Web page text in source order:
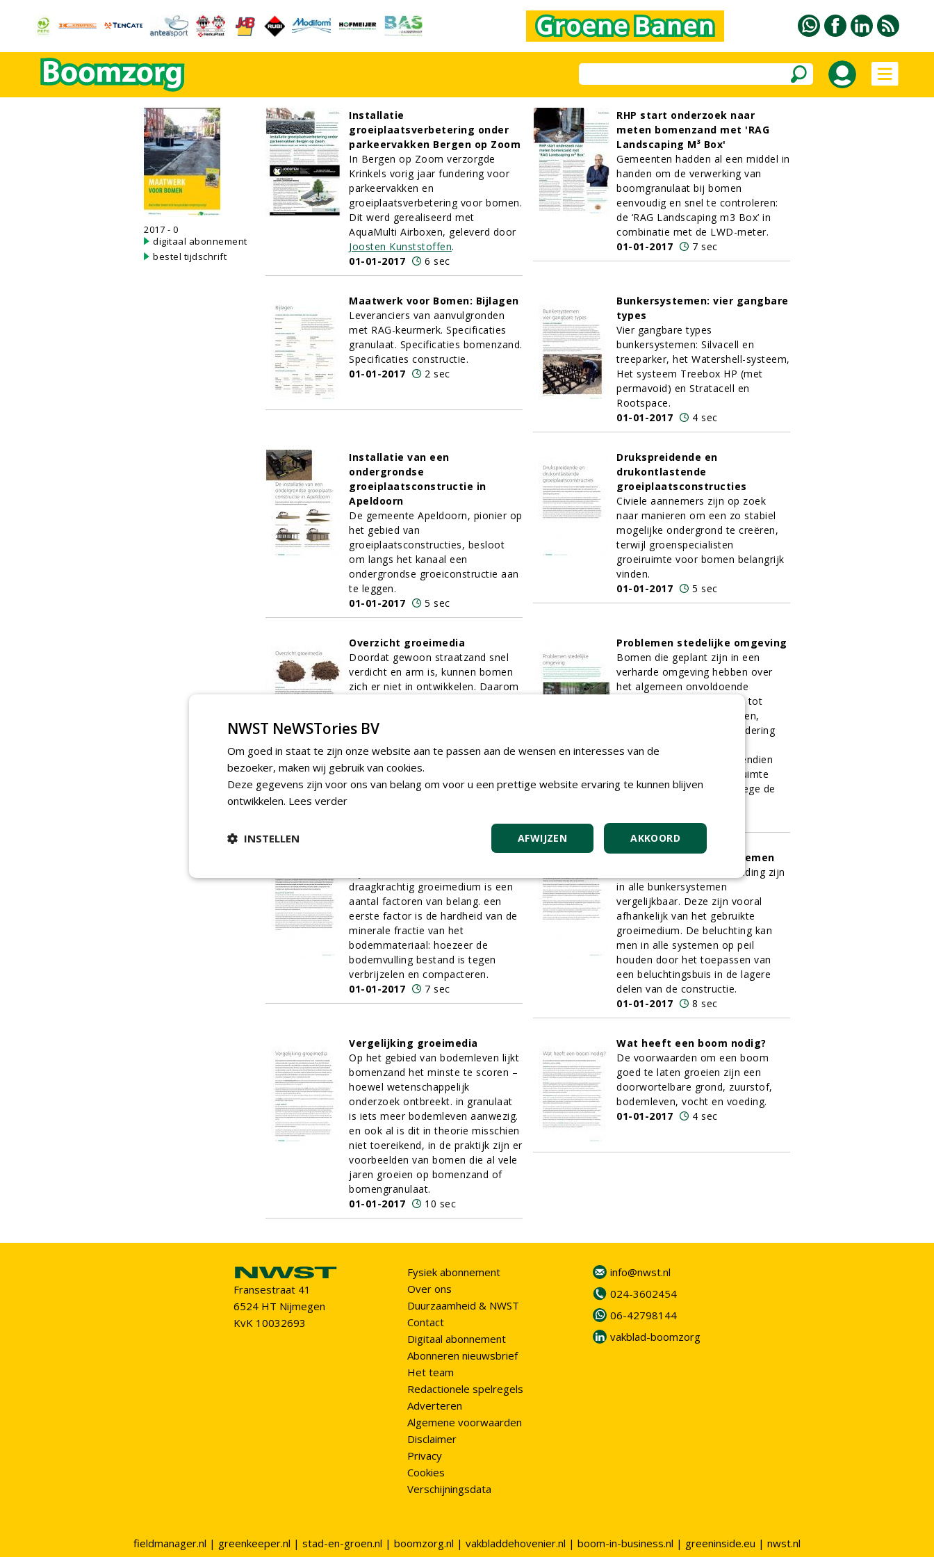
2017 - 0
digitaal abonnement
bestel tijdschrift
Installatie
groeiplaatsverbetering onder
parkeervakken Bergen op Zoom
In Bergen op Zoom verzorgde
Krinkels vorig jaar fundering voor
parkeervakken en
groeiplaatsverbetering voor bomen.
Dit werd gerealiseerd met
AquaMulti Airboxen, geleverd door
Joosten Kunststoffen.
01-01-2017
6 sec
RHP start onderzoek naar
meten bomenzand met 'RAG
Landscaping M³ Box'
Gemeenten hadden al een middel in
handen om de verwerking van
boomgranulaat bij bomen
eenvoudig en snel te controleren:
de ‘RAG Landscaping m3 Box’ in
combinatie met de LWD-meter.
01-01-2017
7 sec
Maatwerk voor Bomen: Bijlagen
Leveranciers van aanvulgronden
met RAG-keurmerk. Specificaties
granulaat. Specificaties bomenzand.
Specificaties constructie.
01-01-2017
2 sec
Bunkersystemen: vier gangbare
types
Vier gangbare types
bunkersystemen: Silvacell en
treeparker, het Watershell-systeem,
Het systeem Treebox HP (met
permavoid) en Stratacell en
Rootspace.
01-01-2017
4 sec
Installatie van een
ondergrondse
groeiplaatsconstructie in
Apeldoorn
De gemeente Apeldoorn, pionier op
het gebied van
groeiplaatsconstructies, besloot
om langs het kanaal een
ondergrondse groeiconstructie aan
te leggen.
01-01-2017
5 sec
Drukspreidende en
drukontlastende
groeiplaatsconstructies
Civiele aannemers zijn op zoek
naar manieren om een zo stabiel
mogelijke ondergrond te creëren,
terwijl groenspecialisten
groeiruimte voor bomen belangrijk
vinden.
01-01-2017
5 sec
Overzicht groeimedia
Doordat gewoon straatzand snel
verdicht en arm is, kunnen bomen
zich er niet in ontwikkelen. Daarom
voedingsstoffen dan gewoon zand
en biedt genoeg stabiliteit om op te
straten.
01-01-2017
Problemen stedelijke omgeving
Bomen die geplant zijn in een
verharde omgeving hebben over
het algemeen onvoldoende
doorwortelbare ruimte om tot
maximale wasdom te komen,
doordat ze dicht op de fundering
van bijvoorbeeld wegen of
parkeervakken staan. Bovendien
raakt de doorwortelbare ruimte
gemakkelijk verdicht vanwege de
draagkrachtig groeimedium is een
aantal factoren van belang. een
eerste factor is de hardheid van de
minerale fractie van het
bodemmateriaal: hoezeer de
bodemvulling bestand is tegen
verbrijzelen en compacteren.
01-01-2017
7 sec
Vergelijking bunkersystemen
het bodemleven en de voeding zijn
in alle bunkersystemen
vergelijkbaar. Deze zijn vooral
afhankelijk van het gebruikte
groeimedium. De beluchting kan
men in alle systemen op peil
houden door het toepassen van
een beluchtingsbuis in de lagere
delen van de constructie.
01-01-2017
8 sec
Vergelijking groeimedia
Op het gebied van bodemleven lijkt
bomenzand het minste te scoren –
hoewel wetenschappelijk
onderzoek ontbreekt. in granulaat
is iets meer bodemleven aanwezig.
en ook al is dit in theorie misschien
niet toereikend, in de praktijk zijn er
voorbeelden van bomen die al vele
jaren groeien op bomenzand of
bomengranulaat.
01-01-2017
10 sec
Wat heeft een boom nodig?
De voorwaarden om een boom
goed te laten groeien zijn een
doorwortelbare grond, zuurstof,
bodemleven, vocht en voeding.
01-01-2017
4 sec
Fransestraat 41
6524 HT Nijmegen
KvK 10032693
Fysiek abonnement
Over ons
Duurzaamheid & NWST
Contact
Digitaal abonnement
Abonneren nieuwsbrief
Het team
Redactionele spelregels
Adverteren
Algemene voorwaarden
Disclaimer
Privacy
Cookies
Verschijningsdata
info@nwst.nl
024-3602454
06-42798144
vakblad-boomzorg
fieldmanager.nl | greenkeeper.nl | stad-en-groen.nl | boomzorg.nl | vakbladdehovenier.nl | boom-in-business.nl | greeninside.eu | nwst.nl
NWST NeWSTories BV
Om goed in staat te zijn onze website aan te passen aan de wensen en interesses van de
bezoeker, maken wij gebruik van cookies.
Deze gegevens zijn voor ons van belang om voor u een prettige website ervaring te kunnen blijven
ontwikkelen. Lees verder
AKKOORD
AFWIJZEN
INSTELLEN